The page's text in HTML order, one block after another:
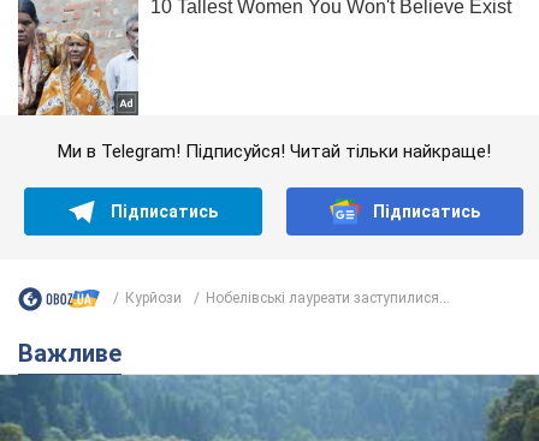
Ми в Telegram! Підписуйся! Читай тільки найкраще!
Підписатись Підписатись
Курйози Нобелівські лауреати заступилися...
Важливе